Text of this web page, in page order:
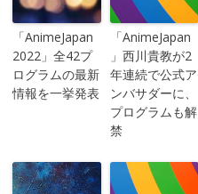
「AnimeJapan
2022」全42プ
ログラムの最新
情報を一挙発表
「AnimeJapan
」西川貴教が2
年連続で公式ア
ンバサダーに、
プログラムも解
禁